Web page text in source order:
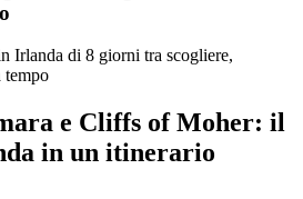
Irlanda di 8 giorni tra scogliere,
tempo
e Cliffs of Moher: il
in un itinerario